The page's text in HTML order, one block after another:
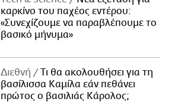
καρκίνο του παχέος εντέρου:
«Συνεχίζουμε να παραβλέπουμε το
βασικό μήνυμα»
Διεθνή
Τι θα ακολουθήσει για τη
βασίλισσα Καμίλα εάν πεθάνει
πρώτος ο βασιλιάς Κάρολος;